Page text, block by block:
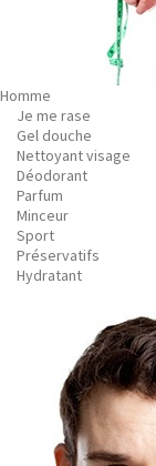
Homme
Je me rase
Gel douche
Nettoyant visage
Déodorant
Parfum
Minceur
Sport
Préservatifs
Hydratant